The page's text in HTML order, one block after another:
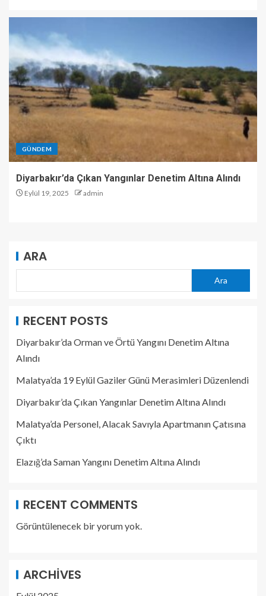
GÜNDEM
Diyarbakır’da Çıkan Yangınlar Denetim Altına Alındı
Eylül 19, 2025 admin
ARA
Ara
RECENT POSTS
Diyarbakır’da Orman ve Örtü Yangını Denetim Altına
Alındı
Malatya’da 19 Eylül Gaziler Günü Merasimleri Düzenlendi
Diyarbakır’da Çıkan Yangınlar Denetim Altına Alındı
Malatya’da Personel, Alacak Savıyla Apartmanın Çatısına
Çıktı
Elazığ’da Saman Yangını Denetim Altına Alındı
RECENT COMMENTS
Görüntülenecek bir yorum yok.
ARCHIVES